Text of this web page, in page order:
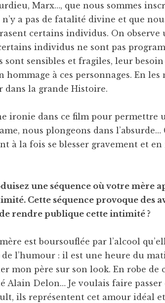
Marx…, que nous sommes
a pas de fatalité divine et que
certains individus. On
individus ne sont pas
sont sensibles et fragiles, leur
hommage à ces personnages. En
dans la grande Histoire.
ironie dans ce film pour permettre
nous plongeons dans l’absurde…
à la fois se blesser gravement et en
une séquence où votre mère
Cette séquence provoque des
rendre publique cette intimité ?
est boursouflée par l’alcool
de l’humour : il est une heure du
mon père sur son look. En robe de
Alain Delon… Je voulais faire
ils représentent cet amour idéal